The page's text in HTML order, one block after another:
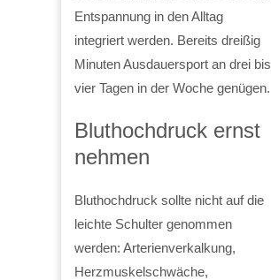
Entspannung in den Alltag
integriert werden. Bereits dreißig
Minuten Ausdauersport an drei bis
vier Tagen in der Woche genügen.
Bluthochdruck ernst
nehmen
Bluthochdruck sollte nicht auf die
leichte Schulter genommen
werden: Arterienverkalkung,
Herzmuskelschwäche,